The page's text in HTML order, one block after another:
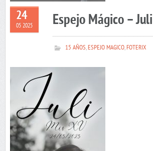
24
05 2025 Espejo Mágico – Juli
15 AÑOS,ESPEJO MAGICO,FOTERIX